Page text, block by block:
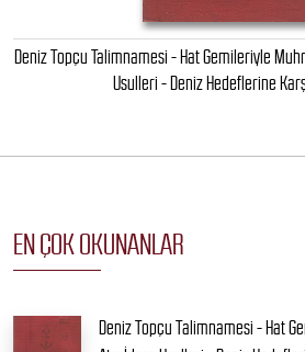
Deniz Topçu Talimnamesi - Hat Gemileriyle
Usulleri - Deniz Hedeflerine
EN ÇOK OKUNANLAR
Deniz Topçu Talimnamesi - Hat